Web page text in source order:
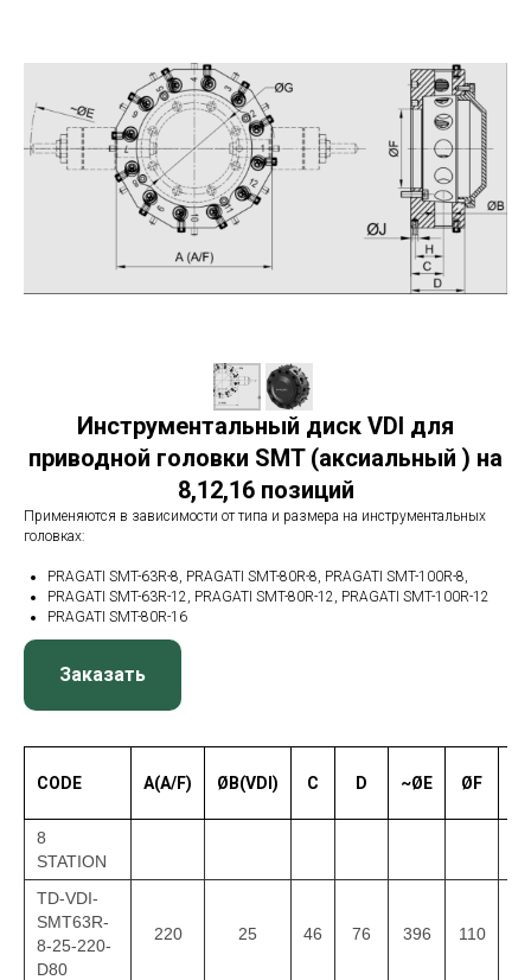
Инструментальный диск VDI для
приводной головки SMT (аксиальный ) на
8,12,16 позиций
Применяются в зависимости от типа и размера на инструментальных
головках:
PRAGATI SMT-63R-8, PRAGATI SMT-80R-8, PRAGATI SMT-100R-8,
PRAGATI SMT-63R-12, PRAGATI SMT-80R-12, PRAGATI SMT-100R-12
PRAGATI SMT-80R-16
Заказать
CODE A(A/F) ØB(VDI) C D ~ØE ØF
8
STATION
TD-VDI-
SMT63R-
8-25-220-
D80
220 25 46 76 396 110